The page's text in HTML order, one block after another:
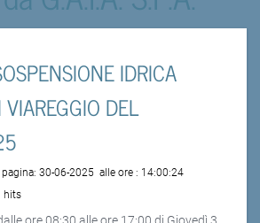
IDRICA
DEL
30-06-2025 alle ore : 14:00:24
hits